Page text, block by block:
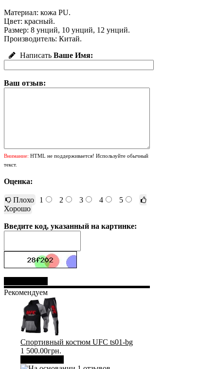
Материал: кожа PU.
Цвет: красный.
Размер: 8 унций, 10 унций, 12 унций.
Производитель: Китай.
Написать Ваше Имя:
Ваш отзыв:
Внимание: HTML не поддерживается! Используйте обычный
текст.
Оценка:
Плохо 1 2 3 4
5
Хорошо
Введите код, указанный на картинке:
Рекомендуем
Спортивный костюм UFC ts01-bg
1 500.00грн.